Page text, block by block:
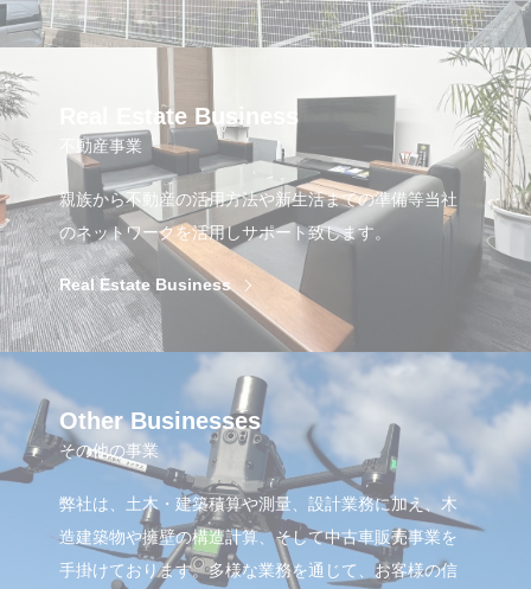
Real Estate Business
不動産事業
親族から不動産の活用方法や新生活までの準備等当社
のネットワークを活用しサポート致します。
Real Estate Business
Other Businesses
その他の事業
弊社は、土木・建築積算や測量、設計業務に加え、木
造建築物や擁壁の構造計算、そして中古車販売事業を
手掛けております。多様な業務を通じて、お客様の信